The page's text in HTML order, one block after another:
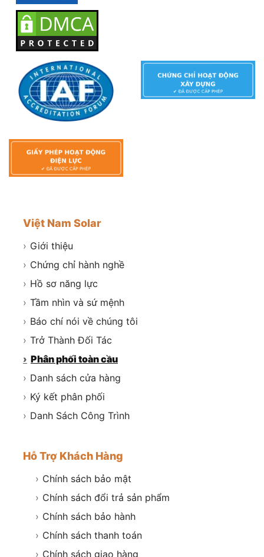
Việt Nam Solar
› Giới thiệu
› Chứng chỉ hành nghề
› Hồ sơ năng lực
› Tầm nhìn và sứ mệnh
› Báo chí nói về chúng tôi
› Trở Thành Đối Tác
› Phân phối toàn cầu
› Danh sách cửa hàng
› Ký kết phân phối
› Danh Sách Công Trình
Hỗ Trợ Khách Hàng
› Chính sách bảo mật
› Chính sách đổi trả sản phẩm
› Chính sách bảo hành
› Chính sách thanh toán
› Chính sách giao hàng